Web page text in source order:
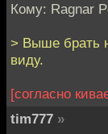
Кому: Ragnar
> Выше брать
виду.
[согласно
tim777 »